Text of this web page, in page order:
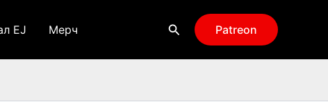
EJ Мерч Поиск Patreon